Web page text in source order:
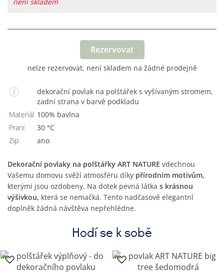
Rezervovat
nelze rezervovat, není skladem na žádné prodejně
dekorační povlak na polštářek s vyšívaným stromem,
zadní strana v barvě podkladu
Materiál
100% bavlna
Praní
30 °C
Zip
Ano
Dekorační povlaky na polštářky ART NATURE vdechnou
Vašemu domovu svěží atmosféru díky přírodním motivům,
kterými jsou ozdobeny. Na dotek pevná látka s krásnou
výšivkou, která se nemačká. Tento nadčasově elegantní
doplněk žádná návštěva nepřehlédne.
Hodí se k sobě